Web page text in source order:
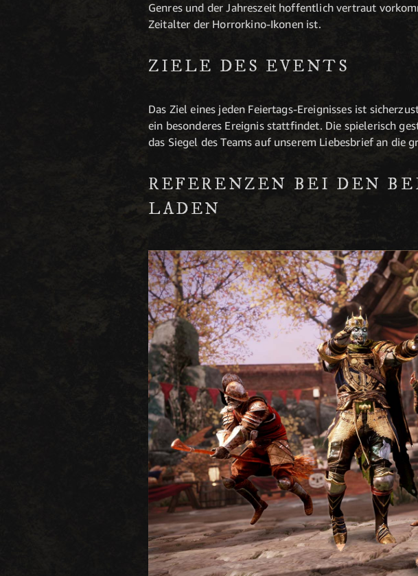
Genres und der Jahreszeit hoffentlich vertraut
Zeitalter der Horrorkino-Ikonen ist.
ZIELE DES EVENTS
Das Ziel eines jeden Feiertags-Ereignisses ist
ein besonderes Ereignis stattfindet. Die spielerisch
das Siegel des Teams auf unserem Liebesbrief an die
REFERENZEN BEI DEN
LADEN